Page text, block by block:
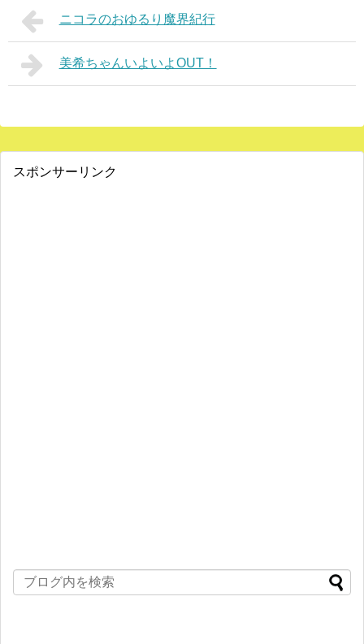
ニコラのおゆるり魔界紀行
美希ちゃんいよいよOUT！
スポンサーリンク